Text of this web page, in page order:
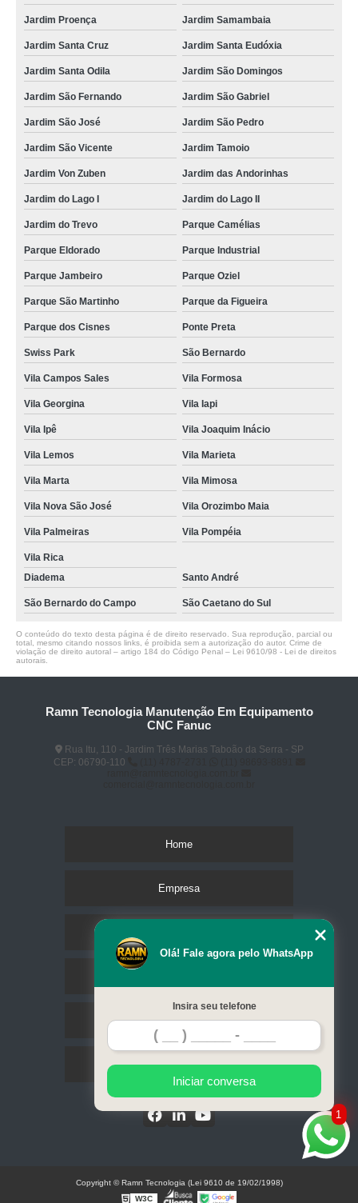
Jardim Proença Jardim Samambaia
Jardim Santa Cruz Jardim Santa Eudóxia
Jardim Santa Odila Jardim São Domingos
Jardim São Fernando Jardim São Gabriel
Jardim São José Jardim São Pedro
Jardim São Vicente Jardim Tamoio
Jardim Von Zuben Jardim das Andorinhas
Jardim do Lago I Jardim do Lago II
Jardim do Trevo Parque Camélias
Parque Eldorado Parque Industrial
Parque Jambeiro Parque Oziel
Parque São Martinho Parque da Figueira
Parque dos Cisnes Ponte Preta
Swiss Park São Bernardo
Vila Campos Sales Vila Formosa
Vila Georgina Vila Iapi
Vila Ipê Vila Joaquim Inácio
Vila Lemos Vila Marieta
Vila Marta Vila Mimosa
Vila Nova São José Vila Orozimbo Maia
Vila Palmeiras Vila Pompéia
Vila Rica
Diadema
Santo André
São Bernardo do Campo São Caetano do Sul
O conteúdo do texto desta página é de direito reservado. Sua reprodução, parcial ou
total, mesmo citando nossos links, é proibida sem a autorização do autor. Crime de
violação de direito autoral – artigo 184 do Código Penal – Lei 9610/98 - Lei de direitos
autorais
Ramn Tecnologia Manutenção Em Equipamento
CNC Fanuc
Rua Itu, 110 - Jardim Três Marias Taboão da Serra - SP
CEP: 06790-110
Home
Empresa
Contato
Mapa do site
1
Olá! Fale agora pelo WhatsApp
Insira seu telefone
Iniciar conversa
Copyright © Ramn Tecnologia (Lei 9610 de 19/02/1998)
W3C